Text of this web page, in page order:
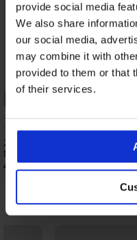
provide social media
We also share
our social media,
may combine it with
provided to them or that
of their services.
2er-PACK Moon
für stärkere Tage
40,99 €
Entdecken